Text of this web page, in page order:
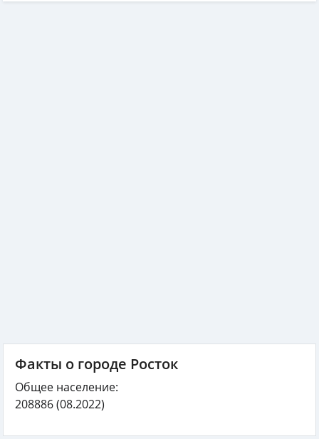
Факты о городе Росток
Общее население:
208886(08.2022)